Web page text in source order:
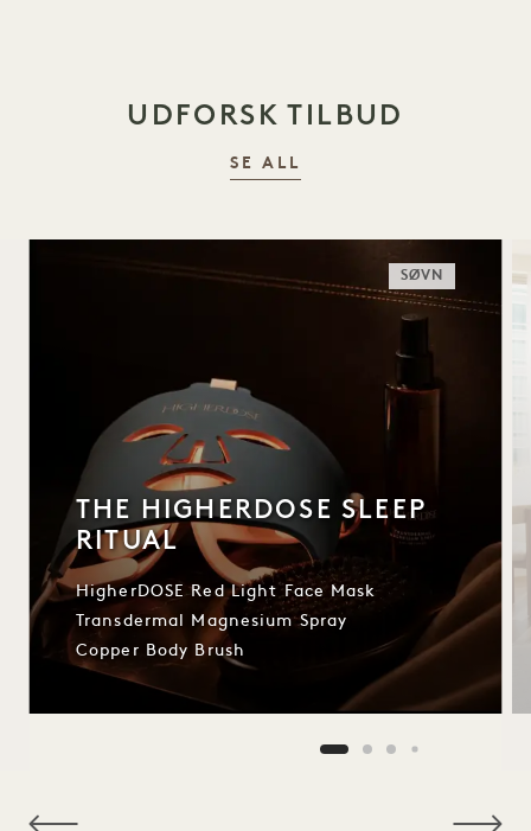
UDFORSK TILBUD
SE ALL
SØVN
THE HIGHERDOSE SLEEP
RITUAL
HigherDOSE Red Light Face Mask
Transdermal Magnesium Spray
Copper Body Brush